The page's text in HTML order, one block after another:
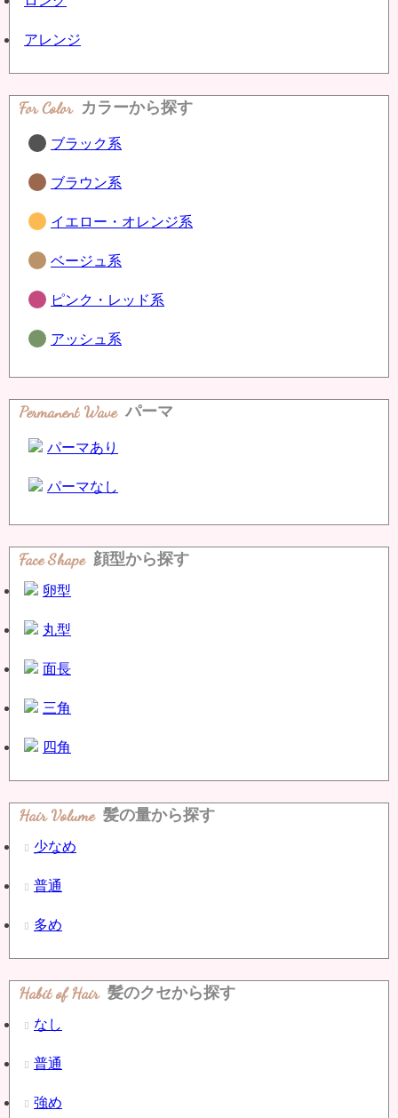
アレンジ
For Color カラーから探す
ブラック系
ブラウン系
イエロー・オレンジ系
ベージュ系
ピンク・レッド系
アッシュ系
Permanent Wave パーマ
パーマあり
パーマなし
Face Shape 顔型から探す
卵型
丸型
面長
三角
四角
Hair Volume 髪の量から探す
少なめ
普通
多め
Habit of Hair 髪のクセから探す
なし
普通
強め